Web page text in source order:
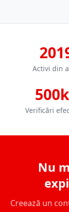
Activi din
Verificări
Nu
Creează un